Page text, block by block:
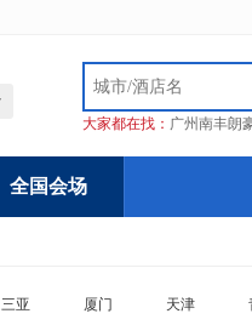
大家都在找： 广州南丰朗
全国会场
三亚 厦门 天津